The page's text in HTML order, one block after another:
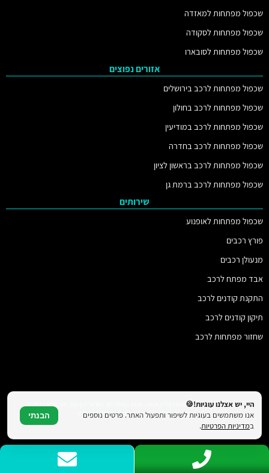
שכפול מפתחות למאזדה
שכפול מפתחות לסקודה
שכפול מפתחות לסובארו
אזורים נפוצים
שכפול מפתחות לרכב בירושלים
שכפול מפתחות לרכב בחולון
שכפול מפתחות לרכב במודיעין
שכפול מפתחות לרכב בחדרה
שכפול מפתחות לרכב בראשון לציון
שכפול מפתחות לרכב ברמת גן
שירותים
שכפול מפתחות לאופנוע
פורץ רכבים
מנעולן רכבים
אבד מפתח לרכב
התקנת קודנים לרכב
תיקון קודנים לרכב
שחזור מפתחות לרכב
vs.key.co.il@gmail.com | טלפון: 077-4706319
היי, יש אצלנו עוגיות!🍪
אנו משתמשים בעוגיות לשיפור ותפעול האתר. פרטים נוספים
במדיניות הפרטיות.
הבנתי